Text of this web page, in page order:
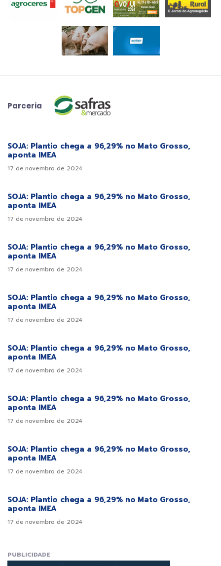
Parceria
SOJA: Plantio chega a 96,29% no Mato Grosso,
aponta IMEA
17 de novembro de 2024
SOJA: Plantio chega a 96,29% no Mato Grosso,
aponta IMEA
17 de novembro de 2024
SOJA: Plantio chega a 96,29% no Mato Grosso,
aponta IMEA
17 de novembro de 2024
SOJA: Plantio chega a 96,29% no Mato Grosso,
aponta IMEA
17 de novembro de 2024
SOJA: Plantio chega a 96,29% no Mato Grosso,
aponta IMEA
17 de novembro de 2024
SOJA: Plantio chega a 96,29% no Mato Grosso,
aponta IMEA
17 de novembro de 2024
SOJA: Plantio chega a 96,29% no Mato Grosso,
aponta IMEA
17 de novembro de 2024
SOJA: Plantio chega a 96,29% no Mato Grosso,
aponta IMEA
17 de novembro de 2024